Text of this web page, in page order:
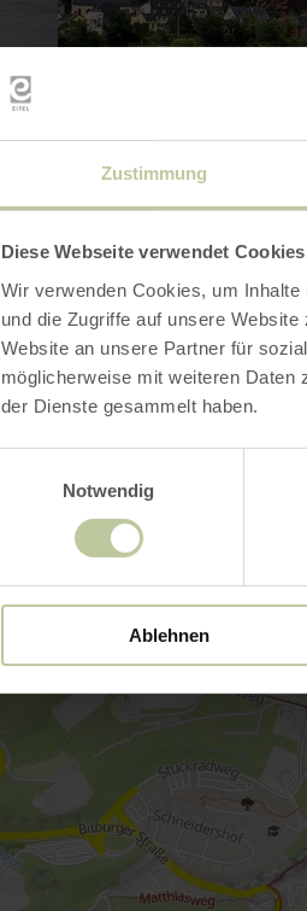
Zustimmung
Diese Webseite verwendet Cookies
Wir verwenden Cookies, um
und die Zugriffe auf unsere
Website an unsere Partner für
möglicherweise mit weiteren Daten
der Dienste gesammelt haben.
Notwendig
Ablehnen